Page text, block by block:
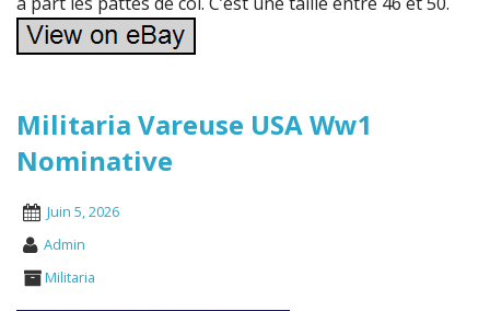
Militaria Vareuse USA Ww1
Nominative
Juin 5, 2026
Admin
Militaria